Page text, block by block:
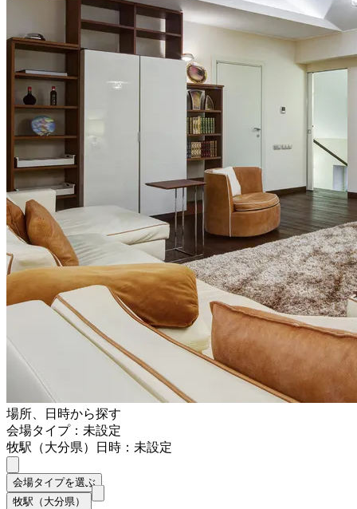
場所、日時から探す
会場タイプ：未設定
牧駅（大分県）
日時：未設定
会場タイプを選ぶ
牧駅（大分県）